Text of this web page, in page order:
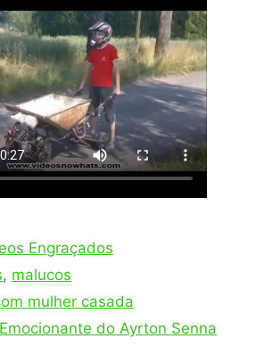
Engraçados
, malucos
mulher casada
do Ayrton Senna